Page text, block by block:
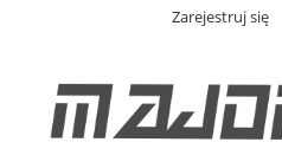
Zarejestruj się